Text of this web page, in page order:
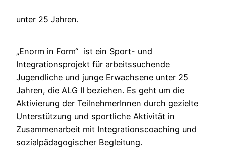
unter 25 Jahren.
„Enorm in Form“ ist ein Sport- und
Integrationsprojekt für arbeitssuchende
Jugendliche und junge Erwachsene unter 25
Jahren, die ALG II beziehen. Es geht um die
Aktivierung der TeilnehmerInnen durch gezielte
Unterstützung und sportliche Aktivität in
Zusammenarbeit mit Integrationscoaching und
sozialpädagogischer Begleitung.